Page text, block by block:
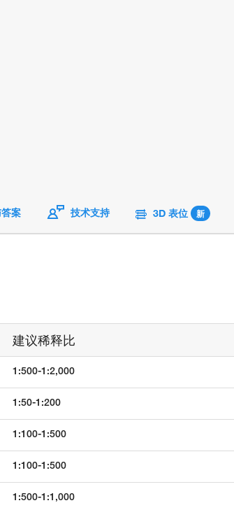
案 技术支持 3D 表位 新
建议稀释比
1:500-1:2,000
1:50-1:200
1:100-1:500
1:100-1:500
1:500-1:1,000